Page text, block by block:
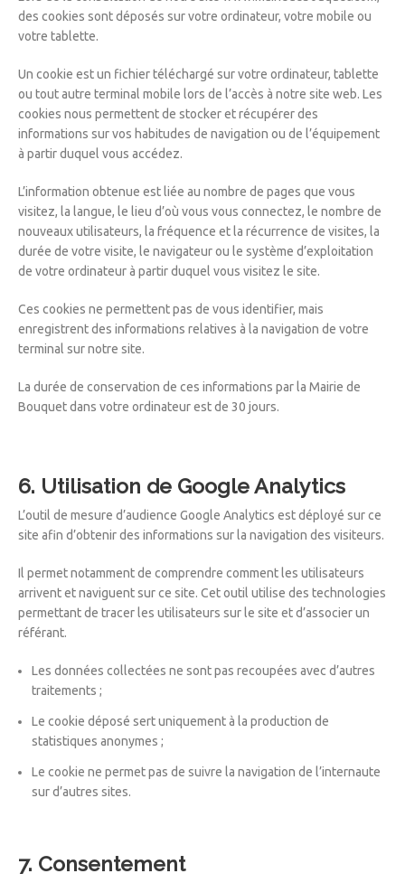
des cookies sont déposés sur votre ordinateur, votre mobile ou
votre tablette.
Un cookie est un fichier téléchargé sur votre ordinateur, tablette
ou tout autre terminal mobile lors de l’accès à notre site web. Les
cookies nous permettent de stocker et récupérer des
informations sur vos habitudes de navigation ou de l’équipement
à partir duquel vous accédez.
L’information obtenue est liée au nombre de pages que vous
visitez, la langue, le lieu d’où vous vous connectez, le nombre de
nouveaux utilisateurs, la fréquence et la récurrence de visites, la
durée de votre visite, le navigateur ou le système d’exploitation
de votre ordinateur à partir duquel vous visitez le site.
Ces cookies ne permettent pas de vous identifier, mais
enregistrent des informations relatives à la navigation de votre
terminal sur notre site.
La durée de conservation de ces informations par la Mairie de
Bouquet dans votre ordinateur est de 30 jours.
6. Utilisation de Google Analytics
L’outil de mesure d’audience Google Analytics est déployé sur ce
site afin d’obtenir des informations sur la navigation des visiteurs.
Il permet notamment de comprendre comment les utilisateurs
arrivent et naviguent sur ce site. Cet outil utilise des technologies
permettant de tracer les utilisateurs sur le site et d’associer un
référant.
Les données collectées ne sont pas recoupées avec d’autres
traitements ;
Le cookie déposé sert uniquement à la production de
statistiques anonymes ;
Le cookie ne permet pas de suivre la navigation de l’internaute
sur d’autres sites.
7. Consentement